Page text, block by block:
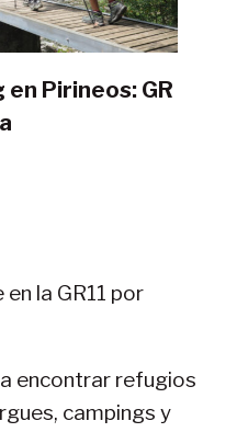
Pirineos: GR
la GR11 por
encontrar refugios
campings y